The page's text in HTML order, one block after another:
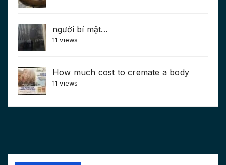
người bí mật…
11 views
How much cost to cremate a body
11 views